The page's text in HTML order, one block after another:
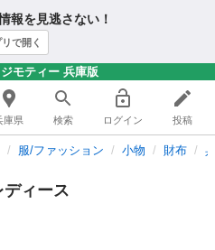
報を見逃さない！
で開く
モティー 兵庫版
庫県 検索 ログイン 投稿
服/ファッション 小物 財布
ィース